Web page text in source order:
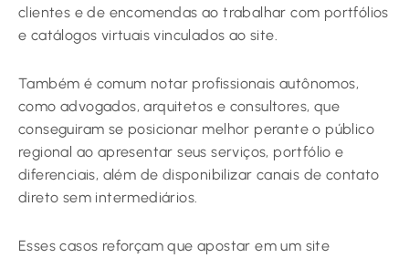
clientes e de encomendas ao trabalhar com portfólios
e catálogos virtuais vinculados ao site.
Também é comum notar profissionais autônomos,
como advogados, arquitetos e consultores, que
conseguiram se posicionar melhor perante o público
regional ao apresentar seus serviços, portfólio e
diferenciais, além de disponibilizar canais de contato
direto sem intermediários.
Esses casos reforçam que apostar em um site